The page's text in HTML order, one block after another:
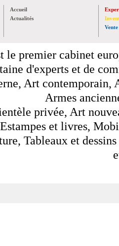
Accueil
Actualités
Vente
le premier cabinet
d'experts et de
Art contemporain,
Armes
privée, Art
Estampes et livres,
Tableaux et